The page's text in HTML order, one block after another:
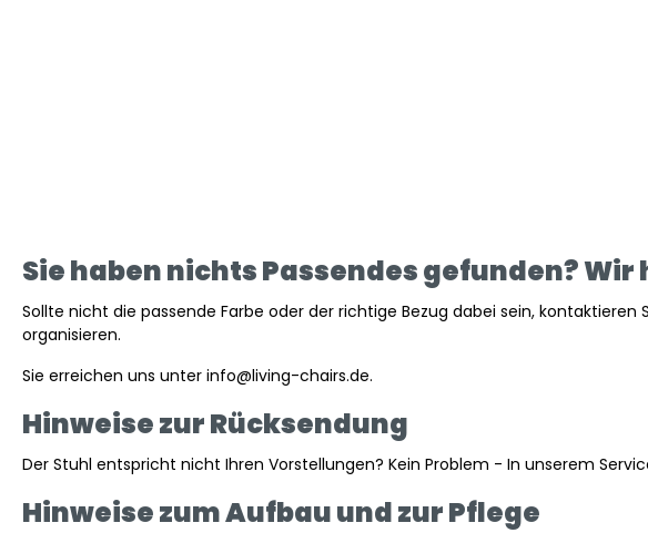
Sie haben nichts Passendes gefunden?
Sollte nicht die passende Farbe oder der richtige Bezug dabei sein,
organisieren.
Sie erreichen uns unter info@living-chairs.de.
Hinweise zur Rücksendung
Der Stuhl entspricht nicht Ihren Vorstellungen? Kein Problem - In unserem
Hinweise zum Aufbau und zur Pflege